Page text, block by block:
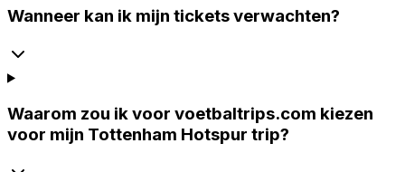
Wanneer kan ik mijn tickets verwachten?
Waarom zou ik voor voetbaltrips.com kiezen
voor mijn Tottenham Hotspur trip?